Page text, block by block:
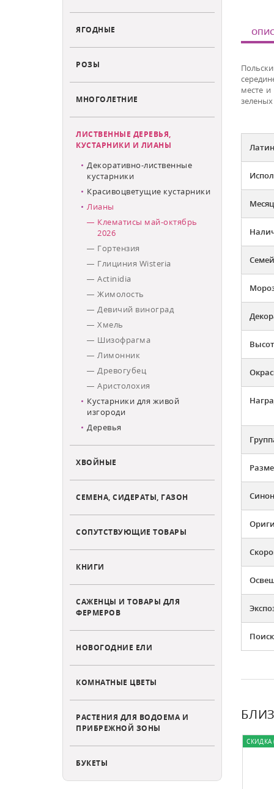
ЯГОДНЫЕ
РОЗЫ
МНОГОЛЕТНИЕ
ЛИСТВЕННЫЕ ДЕРЕВЬЯ,
КУСТАРНИКИ И ЛИАНЫ
Декоративно-лиственные
кустарники
Красивоцветущие кустарники
Лианы
Клематисы май-октябрь
2026
Гортензия
Глициния Wisteria
Actinidia
Жимолость
Девичий виноград
Хмель
Шизофрагма
Лимонник
Древогубец
Аристолохия
Кустарники для живой
изгороди
Деревья
ХВОЙНЫЕ
СЕМЕНА, СИДЕРАТЫ, ГАЗОН
СОПУТСТВУЮЩИЕ ТОВАРЫ
КНИГИ
САЖЕНЦЫ И ТОВАРЫ ДЛЯ
ФЕРМЕРОВ
НОВОГОДНИЕ ЕЛИ
КОМНАТНЫЕ ЦВЕТЫ
РАСТЕНИЯ ДЛЯ ВОДОЕМА И
ПРИБРЕЖНОЙ ЗОНЫ
БУКЕТЫ
месте
СКИДКА